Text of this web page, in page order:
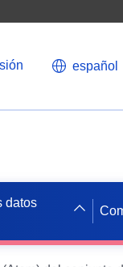
español
datos